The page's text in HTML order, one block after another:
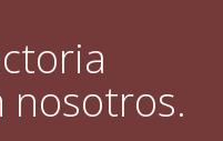
nosotros.